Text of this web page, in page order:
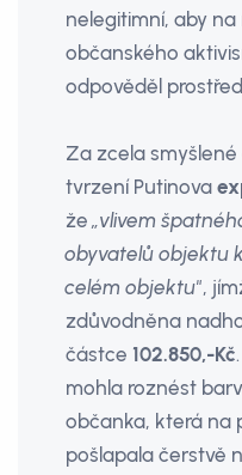
nelegitimní, aby
občanského
odpověděl
Za zcela
tvrzení Putinova
že„vlivem
obyvatelů objektu
celém objektu",
zdůvodněna
částce 102.850,-Kč
mohla roznést
občanka, která na
pošlapala čerstvě